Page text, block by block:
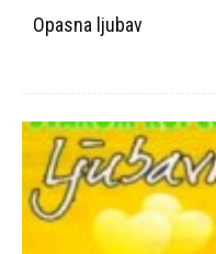
Opasna ljubav